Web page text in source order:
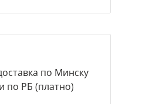
по Минску
по РБ (платно)